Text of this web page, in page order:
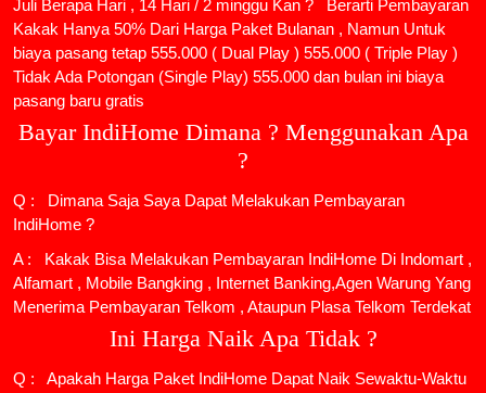
Juli Berapa Hari , 14 Hari / 2 minggu Kan ? Berarti Pembayaran
Kakak Hanya 50% Dari Harga Paket Bulanan , Namun Untuk
biaya pasang tetap 555.000 ( Dual Play ) 555.000 ( Triple Play )
Tidak Ada Potongan (Single Play) 555.000 dan bulan ini biaya
pasang baru gratis
Bayar IndiHome Dimana ? Menggunakan Apa
?
Q : Dimana Saja Saya Dapat Melakukan Pembayaran
IndiHome ?
A : Kakak Bisa Melakukan Pembayaran IndiHome Di Indomart ,
Alfamart , Mobile Bangking , Internet Banking,Agen Warung Yang
Menerima Pembayaran Telkom , Ataupun Plasa Telkom Terdekat
Ini Harga Naik Apa Tidak ?
Q : Apakah Harga Paket IndiHome Dapat Naik Sewaktu-Waktu